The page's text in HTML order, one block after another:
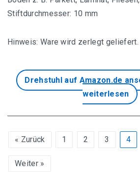
Stiftdurchmesser: 10 mm
Hinweis: Ware wird zerlegt geliefert.
Drehstuhl auf Amazon.de
weiterlesen
« Zurück 1 2 3 4
Weiter »